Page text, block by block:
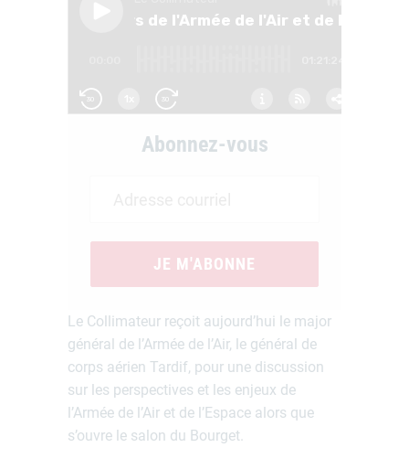
Abonnez-vous
JE M'ABONNE
Le Collimateur reçoit aujourd’hui le major
général de l’Armée de l’Air, le général de
corps aérien Tardif, pour une discussion
sur les perspectives et les enjeux de
l’Armée de l’Air et de l’Espace alors que
s’ouvre le salon du Bourget.